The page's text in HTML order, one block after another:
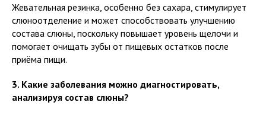
Жевательная резинка, особенно без сахара, стимулирует
слюноотделение и может способствовать улучшению
состава слюны, поскольку повышает уровень щелочи и
помогает очищать зубы от пищевых остатков после
приёма пищи.
3. Какие заболевания можно диагностировать,
анализируя состав слюны?